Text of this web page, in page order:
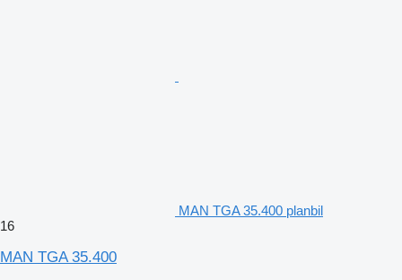
MAN TGA 35.400 planbil
16
MAN TGA 35.400